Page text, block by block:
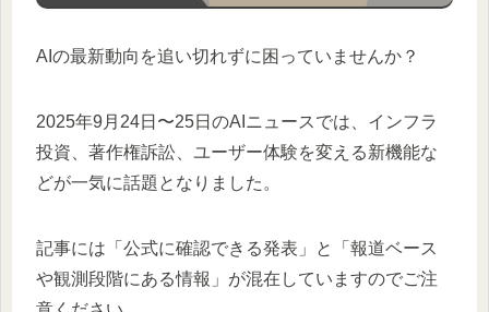
AIの最新動向を追い切れずに困っていませんか？
2025年9月24日〜25日のAIニュースでは、インフラ
投資、著作権訴訟、ユーザー体験を変える新機能な
どが一気に話題となりました。
記事には「公式に確認できる発表」と「報道ベース
や観測段階にある情報」が混在していますのでご注